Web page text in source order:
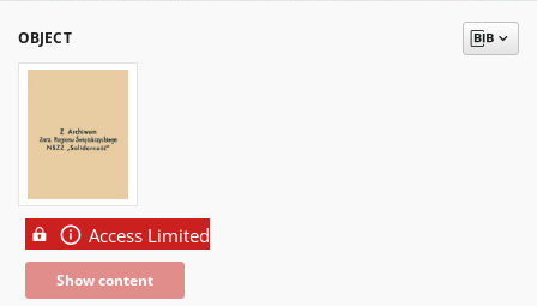
OBJECT
Access Limited
Show content